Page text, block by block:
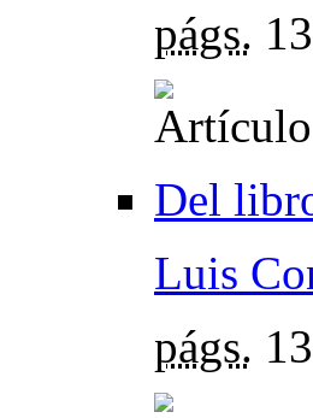
págs.
Del
Luis
págs.